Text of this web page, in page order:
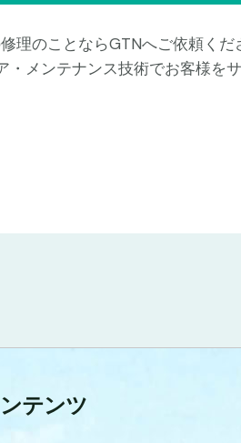
理のことならGTNへご依頼くだ
メンテナンス技術でお客様を
テンツ